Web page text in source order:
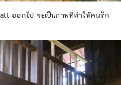
ออกไป จะเป็นภาพที่ทำให้คนรัก